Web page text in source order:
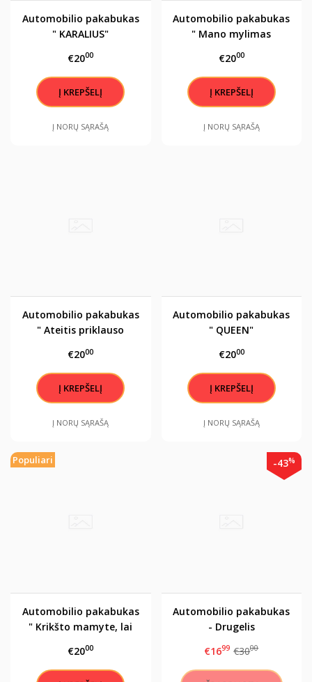
Automobilio pakabukas
" KARALIUS"
€2000
Į NORŲ SĄRAŠĄ
Automobilio pakabukas
" Mano mylimas
€2000
Į NORŲ SĄRAŠĄ
Automobilio pakabukas
" Ateitis priklauso
svajonių grožiu..."
€2000
Į NORŲ SĄRAŠĄ
Automobilio pakabukas
" QUEEN"
€2000
Į NORŲ SĄRAŠĄ
Populiari
Automobilio pakabukas
" Krikšto mamyte, lai
visuomet tave saugo"
€2000
-43%
Automobilio pakabukas
- Drugelis
€1699 €3000